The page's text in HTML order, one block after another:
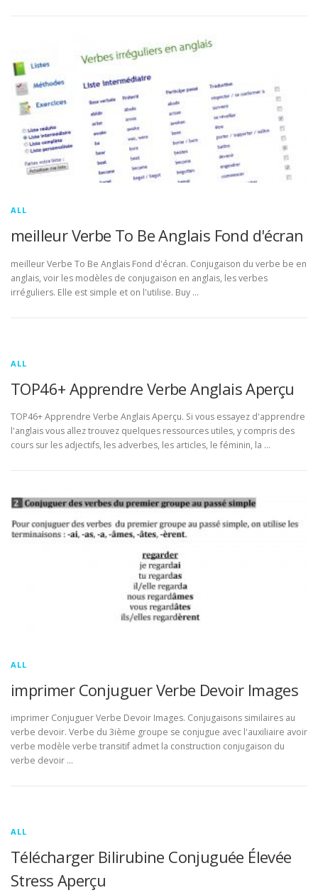
ALL
meilleur Verbe To Be Anglais Fond d'écran
meilleur Verbe To Be Anglais Fond d'écran. Conjugaison du verbe be en
anglais, voir les modèles de conjugaison en anglais, les verbes
irréguliers. Elle est simple et on l'utilise. Buy …
ALL
TOP46+ Apprendre Verbe Anglais Aperçu
TOP46+ Apprendre Verbe Anglais Aperçu. Si vous essayez d'apprendre
l'anglais vous allez trouvez quelques ressources utiles, y compris des
cours sur les adjectifs, les adverbes, les articles, le féminin, la …
ALL
imprimer Conjuguer Verbe Devoir Images
imprimer Conjuguer Verbe Devoir Images. Conjugaisons similaires au
verbe devoir. Verbe du 3ième groupe se conjugue avec l'auxiliaire avoir
verbe modèle verbe transitif admet la construction conjugaison du
verbe devoir …
ALL
Télécharger Bilirubine Conjuguée Élevée
Stress Aperçu